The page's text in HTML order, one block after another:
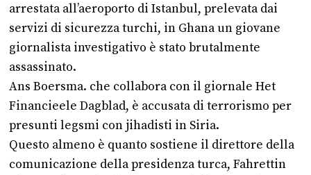
arrestata all’aeroporto di Istanbul, prelevata dai
servizi di sicurezza turchi, in Ghana un giovane
giornalista investigativo è stato brutalmente
assassinato.
Ans Boersma. che collabora con il giornale Het
Financieele Dagblad, è accusata di terrorismo per
presunti legsmi con jihadisti in Siria.
Questo almeno è quanto sostiene il direttore della
comunicazione della presidenza turca, Fahrettin